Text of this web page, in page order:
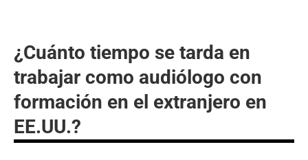
¿Cuánto tiempo se tarda en
trabajar como audiólogo con
formación en el extranjero en
EE.UU.?